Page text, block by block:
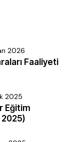
2026
Faaliyeti
2025
Eğitim
2025)